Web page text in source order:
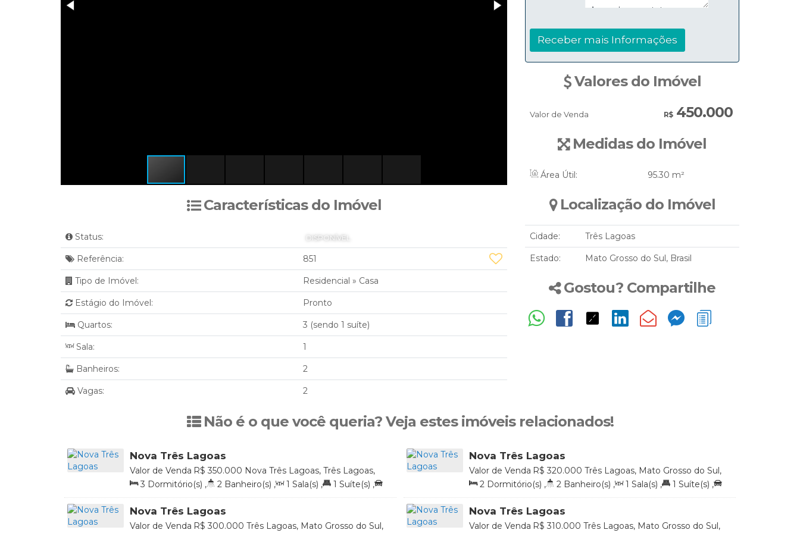
Características do Imóvel
Status: DISPONÍVEL
Referência: 851
Tipo de Imóvel: Residencial » Casa
Estágio do Imóvel: Pronto
Quartos: 3 (sendo 1 suíte)
Sala: 1
Banheiros: 2
Vagas: 2
Valores do Imóvel
R$450.000
Valor de Venda
Medidas do Imóvel
Área Útil: 95.30 m²
Localização do Imóvel
Cidade: Três Lagoas
Estado: Mato Grosso do Sul, Brasil
Gostou? Compartilhe
Não é o que você queria? Veja estes imóveis relacionados!
Nova Três Lagoas
R$ 350.000
Valor de Venda
Nova Três Lagoas, Três Lagoas,
Mato Grosso do Sul, Brasil
3 Dormitório(s) , 2 Banheiro(s) , 1 Sala(s) , 1 Suíte(s) ,
2 Vaga(s) , Útil: 75.39m²
Nova Três Lagoas
R$ 320.000
Valor de Venda
Três Lagoas, Mato Grosso do Sul,
Brasil
2 Dormitório(s) , 2 Banheiro(s) , 1 Sala(s) , 1 Suíte(s) ,
3 Vaga(s) , Útil: 71.76m²
Nova Três Lagoas
R$ 300.000
Valor de Venda
Três Lagoas, Mato Grosso do Sul,
Nova Três Lagoas
R$ 310.000
Valor de Venda
Três Lagoas, Mato Grosso do Sul,